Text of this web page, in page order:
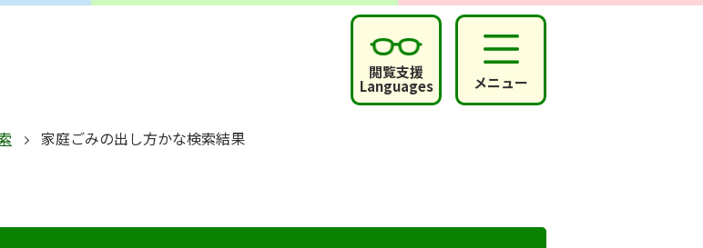
閲覧支援
Languages メニュー
家庭ごみの出し方かな検索結果